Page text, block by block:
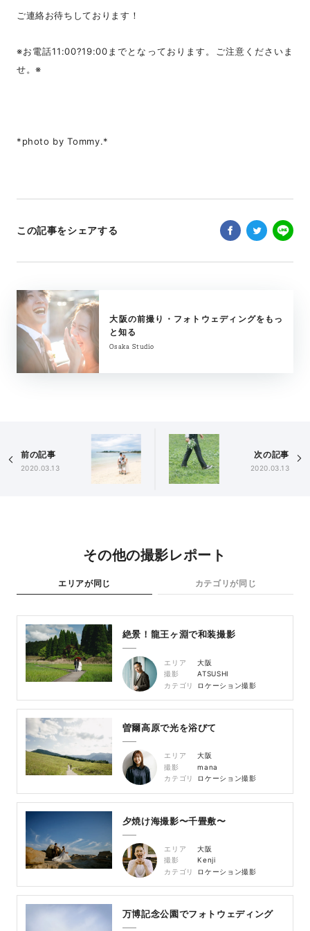
ご連絡お待ちしております！
※お電話11:00?19:00までとなっております。ご注意くださいま
せ。※
*photo by Tommy.*
この記事をシェアする
大阪の前撮り・フォトウェディングをもっ
と知る
Osaka Studio
前の記事
2020.03.13
次の記事
2020.03.13
その他の撮影レポート
エリアが同じ カテゴリが同じ
絶景！龍王ヶ淵で和装撮影
エリア
大阪
撮影
ATSUSHI
カテゴリ
ロケーション撮影
曽爾高原で光を浴びて
エリア
大阪
撮影
mana
カテゴリ
ロケーション撮影
夕焼け海撮影〜千畳敷〜
エリア
大阪
撮影
Kenji
カテゴリ
ロケーション撮影
万博記念公園でフォトウェディング